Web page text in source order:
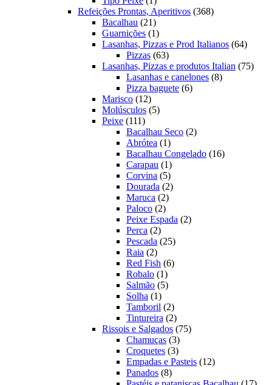
produto
Refeições Prontas, Aperitivos 368368
Bacalhau 2121
produtos
Guarnições 11
produto
Lasanhas, Pizzas e Prod Italianos 6464
Pizzas 6363
produtos
Lasanhas, Pizzas e produtos Italian 7575
Lasanhas e canelones 88
Pizza baguete 66
Marisco 1212
produtos
Molúsculos 55
Peixe 111111
produtos
Bacalhau Seco 22
Abrótea 11
produto
Bacalhau Congelado 1616
Carapau 11
produto
Corvina 55
produtos
Dourada 22
Maruca 22
produtos
Paloco 22
produtos
Peixe Espada 22
Perca 22
produtos
Pescada 2525
Raia 22
produtos
Red Fish 66
Robalo 11
produto
Salmão 55
Solha 11
produto
Tamboril 22
produtos
Tintureira 22
produtos
Rissois e Salgados 7575
Chamuças 33
produtos
Croquetes 33
produtos
Empadas e Pasteis 1212
Panados 88